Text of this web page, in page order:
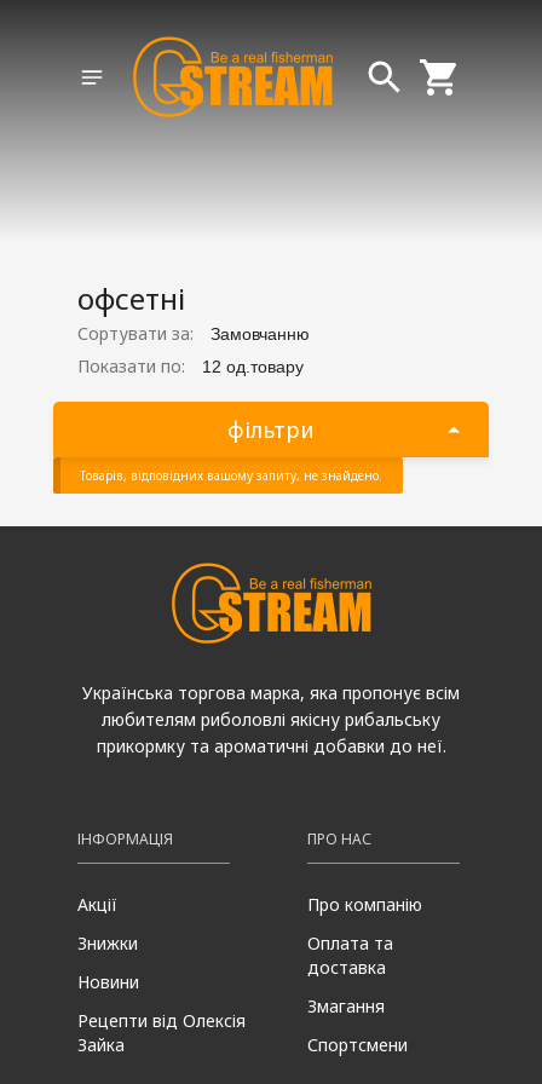
офсетні
Сортувати за: Замовчанню
Показати по: 12 од.товару
фільтри
Товарів, відповідних вашому запиту, не знайдено.
Українська торгова марка, яка пропонує всім
любителям риболовлі якісну рибальську
прикормку та ароматичні добавки до неї.
ІНФОРМАЦІЯ
Акції
Знижки
Новини
Рецепти від Олексія
Зайка
ПРО НАС
Про компанію
Оплата та
доставка
Змагання
Спортсмени